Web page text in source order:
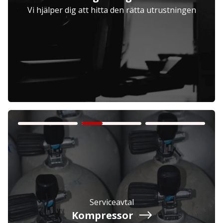
Företag Exkl. moms
Privatperson Inkl. moms
Vi hjälper dig att hitta den rätta utrustningen
Serviceavtal
Kompressor